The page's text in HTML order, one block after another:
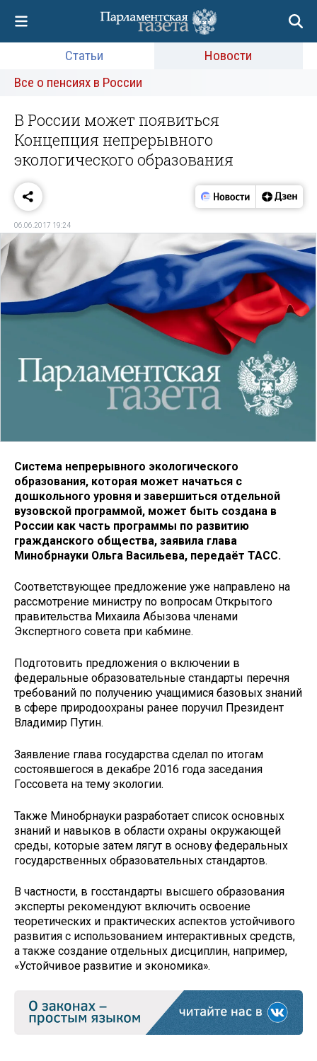
Статьи
Новости
Все о пенсиях в России
В России может появиться
Концепция непрерывного
экологического образования
06.06.2017 19:24
Система непрерывного экологического
образования, которая может начаться с
дошкольного уровня и завершиться отдельной
вузовской программой, может быть создана в
России как часть программы по развитию
гражданского общества, заявила глава
Минобрнауки Ольга Васильева, передаёт ТАСС.
Соответствующее предложение уже направлено на
рассмотрение министру по вопросам Открытого
правительства Михаила Абызова членами
Экспертного совета при кабмине.
Подготовить предложения о включении в
федеральные образовательные стандарты перечня
требований по получению учащимися базовых знаний
в сфере природоохраны ранее поручил Президент
Владимир Путин.
Заявление глава государства сделал по итогам
состоявшегося в декабре 2016 года заседания
Госсовета на тему экологии.
Также Минобрнауки разработает список основных
знаний и навыков в области охраны окружающей
среды, которые затем лягут в основу федеральных
государственных образовательных стандартов.
В частности, в госстандарты высшего образования
эксперты рекомендуют включить освоение
теоретических и практических аспектов устойчивого
развития с использованием интерактивных средств,
а также создание отдельных дисциплин, например,
«Устойчивое развитие и экономика».